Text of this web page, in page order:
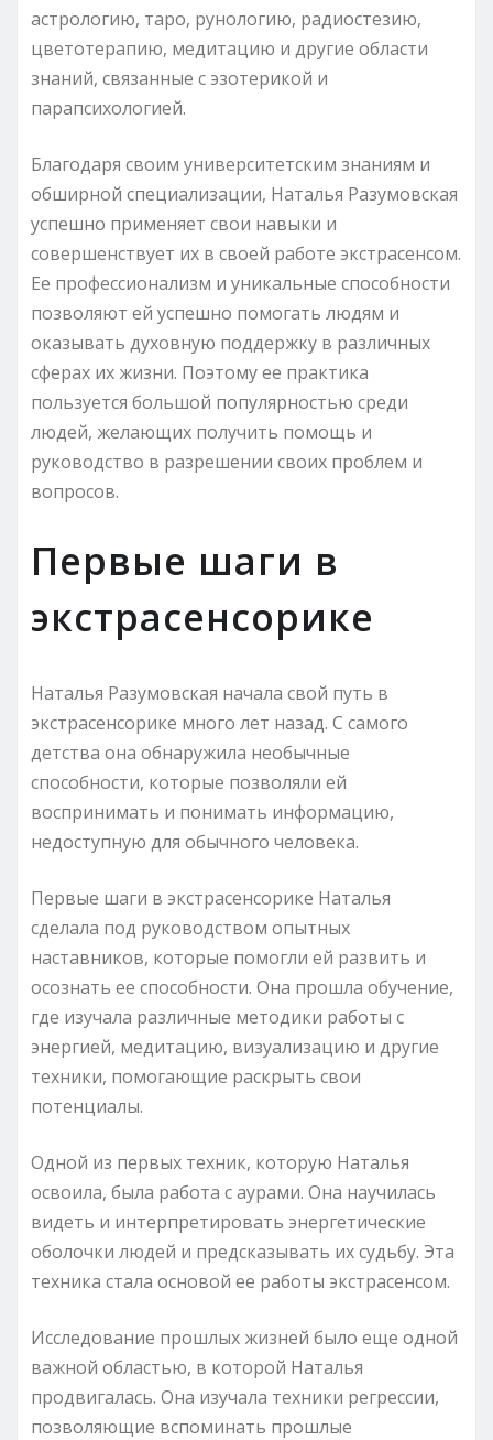
астрологию, таро, рунологию, радиостезию,
цветотерапию, медитацию и другие области
знаний, связанные с эзотерикой и
парапсихологией.
Благодаря своим университетским знаниям и
обширной специализации, Наталья Разумовская
успешно применяет свои навыки и
совершенствует их в своей работе экстрасенсом.
Ее профессионализм и уникальные способности
позволяют ей успешно помогать людям и
оказывать духовную поддержку в различных
сферах их жизни. Поэтому ее практика
пользуется большой популярностью среди
людей, желающих получить помощь и
руководство в разрешении своих проблем и
вопросов.
Первые шаги в
экстрасенсорике
Наталья Разумовская начала свой путь в
экстрасенсорике много лет назад. С самого
детства она обнаружила необычные
способности, которые позволяли ей
воспринимать и понимать информацию,
недоступную для обычного человека.
Первые шаги в экстрасенсорике Наталья
сделала под руководством опытных
наставников, которые помогли ей развить и
осознать ее способности. Она прошла обучение,
где изучала различные методики работы с
энергией, медитацию, визуализацию и другие
техники, помогающие раскрыть свои
потенциалы.
Одной из первых техник, которую Наталья
освоила, была работа с аурами. Она научилась
видеть и интерпретировать энергетические
оболочки людей и предсказывать их судьбу. Эта
техника стала основой ее работы экстрасенсом.
Исследование прошлых жизней было еще одной
важной областью, в которой Наталья
продвигалась. Она изучала техники регрессии,
позволяющие вспоминать прошлые